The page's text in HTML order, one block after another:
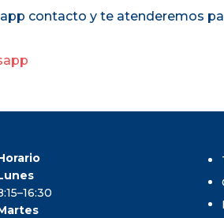
contacto y te atenderemos